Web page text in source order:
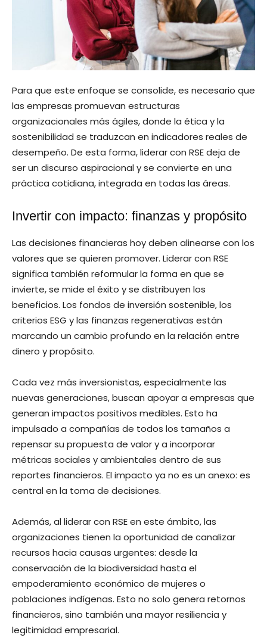
Para que este enfoque se consolide, es necesario que
las empresas promuevan estructuras
organizacionales más ágiles, donde la ética y la
sostenibilidad se traduzcan en indicadores reales de
desempeño. De esta forma, liderar con RSE deja de
ser un discurso aspiracional y se convierte en una
práctica cotidiana, integrada en todas las áreas.
Invertir con impacto: finanzas y propósito
Las decisiones financieras hoy deben alinearse con los
valores que se quieren promover. Liderar con RSE
significa también reformular la forma en que se
invierte, se mide el éxito y se distribuyen los
beneficios. Los fondos de inversión sostenible, los
criterios ESG y las finanzas regenerativas están
marcando un cambio profundo en la relación entre
dinero y propósito.
Cada vez más inversionistas, especialmente las
nuevas generaciones, buscan apoyar a empresas que
generan impactos positivos medibles. Esto ha
impulsado a compañías de todos los tamaños a
repensar su propuesta de valor y a incorporar
métricas sociales y ambientales dentro de sus
reportes financieros. El impacto ya no es un anexo: es
central en la toma de decisiones.
Además, al liderar con RSE en este ámbito, las
organizaciones tienen la oportunidad de canalizar
recursos hacia causas urgentes: desde la
conservación de la biodiversidad hasta el
empoderamiento económico de mujeres o
poblaciones indígenas. Esto no solo genera retornos
financieros, sino también una mayor resiliencia y
legitimidad empresarial.